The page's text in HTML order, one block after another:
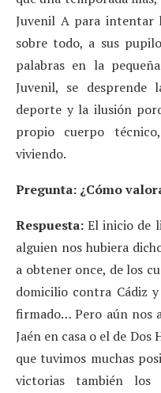
Juvenil A para intentar
sobre todo, a sus
palabras en la
Juvenil, se
deporte y la ilusión
propio cuerpo
viviendo.
Pregunta: ¿Cómo
Respuesta: El inicio de
alguien nos hubiera
a obtener once, de los
domicilio contra Cádiz
firmado… Pero aún nos
Jaén en casa o el de
que tuvimos muchas
victorias también los